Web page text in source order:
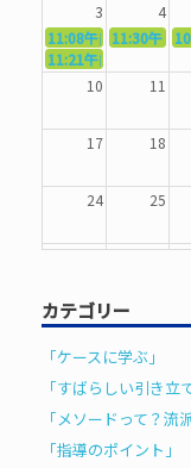
3
4
11:08午前
5367．～
11:30午前
11:21午前
10
11
17 18
24 25
31 1
カテゴリー
「ケースに学ぶ」
「すばらしい引き立
「メソードって？流派
「指導のポイント」